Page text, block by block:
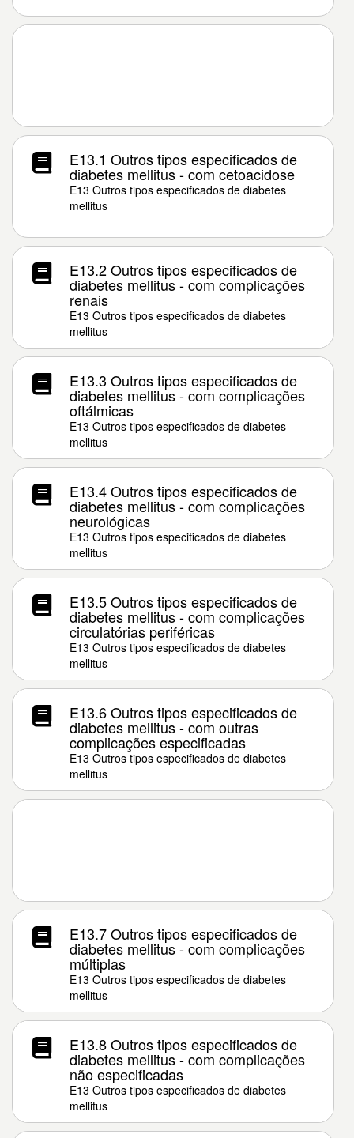
E13.1 Outros tipos especificados de
diabetes mellitus - com cetoacidose
E13 Outros tipos especificados de diabetes
mellitus
E13.2 Outros tipos especificados de
diabetes mellitus - com complicações
renais
E13 Outros tipos especificados de diabetes
mellitus
E13.3 Outros tipos especificados de
diabetes mellitus - com complicações
oftálmicas
E13 Outros tipos especificados de diabetes
mellitus
E13.4 Outros tipos especificados de
diabetes mellitus - com complicações
neurológicas
E13 Outros tipos especificados de diabetes
mellitus
E13.5 Outros tipos especificados de
diabetes mellitus - com complicações
circulatórias periféricas
E13 Outros tipos especificados de diabetes
mellitus
E13.6 Outros tipos especificados de
diabetes mellitus - com outras
complicações especificadas
E13 Outros tipos especificados de diabetes
mellitus
E13.7 Outros tipos especificados de
diabetes mellitus - com complicações
múltiplas
E13 Outros tipos especificados de diabetes
mellitus
E13.8 Outros tipos especificados de
diabetes mellitus - com complicações
não especificadas
E13 Outros tipos especificados de diabetes
mellitus